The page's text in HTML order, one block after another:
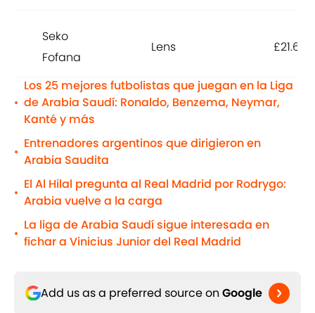
Seko
Fofana
Lens £21.6m
•
Los 25 mejores futbolistas que juegan en la Liga
de Arabia Saudí: Ronaldo, Benzema, Neymar,
Kanté y más
•
Entrenadores argentinos que dirigieron en
Arabia Saudita
•
El Al Hilal pregunta al Real Madrid por Rodrygo:
Arabia vuelve a la carga
•
La liga de Arabia Saudí sigue interesada en
fichar a Vinicius Junior del Real Madrid
Add us as a preferred source on Google